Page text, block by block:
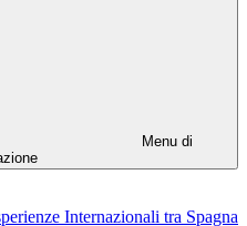
Menu di
Internazionali tra Spagna